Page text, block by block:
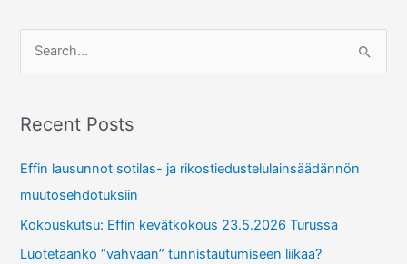
r
h
f
o
r
Recent Posts
Effin lausunnot sotilas- ja rikostiedustelulainsäädännön
muutosehdotuksiin
Kokouskutsu: Effin kevätkokous 23.5.2026 Turussa
Luotetaanko “vahvaan” tunnistautumiseen liikaa?